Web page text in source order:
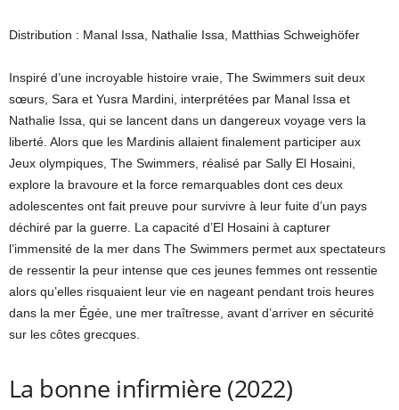
Distribution : Manal Issa, Nathalie Issa, Matthias Schweighöfer
Inspiré d’une incroyable histoire vraie, The Swimmers suit deux
sœurs, Sara et Yusra Mardini, interprétées par Manal Issa et
Nathalie Issa, qui se lancent dans un dangereux voyage vers la
liberté. Alors que les Mardinis allaient finalement participer aux
Jeux olympiques, The Swimmers, réalisé par Sally El Hosaini,
explore la bravoure et la force remarquables dont ces deux
adolescentes ont fait preuve pour survivre à leur fuite d’un pays
déchiré par la guerre. La capacité d’El Hosaini à capturer
l’immensité de la mer dans The Swimmers permet aux spectateurs
de ressentir la peur intense que ces jeunes femmes ont ressentie
alors qu’elles risquaient leur vie en nageant pendant trois heures
dans la mer Égée, une mer traîtresse, avant d’arriver en sécurité
sur les côtes grecques.
La bonne infirmière (2022)